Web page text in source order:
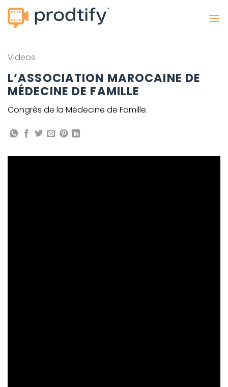
Passer
au
contenu
Videos
L’ASSOCIATION MAROCAINE DE
MÉDECINE DE FAMILLE
Congrès de la Médecine de Famille.